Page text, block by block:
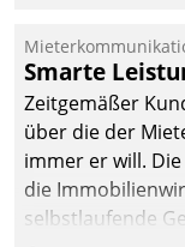
Smarte
Zeitgemäßer
über die der
immer er will.
die
selbstlaufende